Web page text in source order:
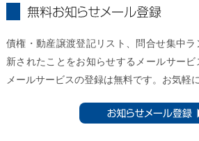
債権・動産譲渡登記リスト、問合せ集中
新されたことをお知らせするメールサービ
メールサービスの登録は無料です。お気軽